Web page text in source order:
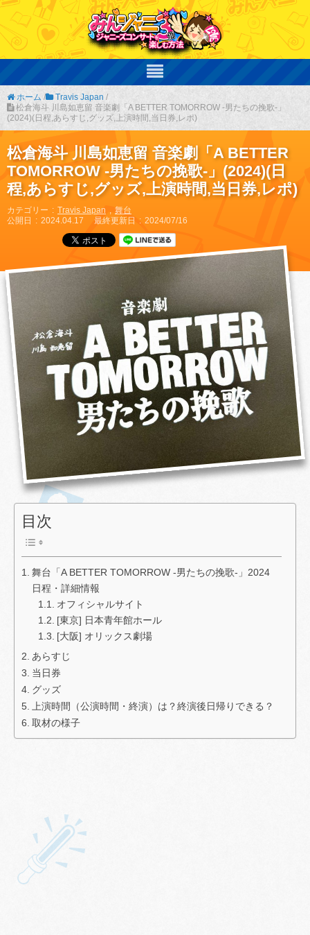
ホーム / Travis Japan /
松倉海斗 川島如恵留 音楽劇「A BETTER TOMORROW -男たちの挽歌-」
(2024)(日程,あらすじ,グッズ,上演時間,当日券,レポ)
松倉海斗 川島如恵留 音楽劇「A BETTER
TOMORROW -男たちの挽歌-」(2024)(日
程,あらすじ,グッズ,上演時間,当日券,レポ)
カテゴリー Travis Japan
舞台
公開日
2024.04.17 最終更新日 2024/07/16
目次
舞台「A BETTER TOMORROW -男たちの挽歌-」2024
日程・詳細情報
オフィシャルサイト
[東京] 日本青年館ホール
[大阪] オリックス劇場
あらすじ
当日券
グッズ
上演時間（公演時間・終演）は？終演後日帰りできる？
取材の様子